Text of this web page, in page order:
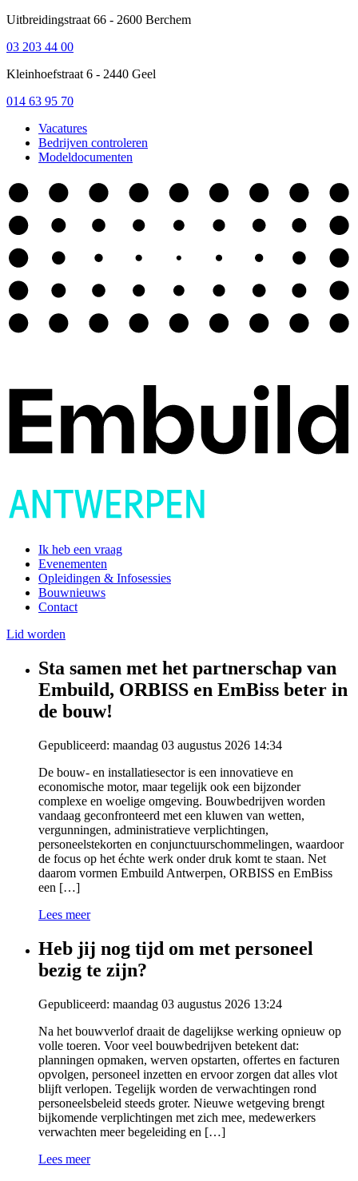
Uitbreidingstraat 66 - 2600 Berchem
03 203 44 00
Kleinhoefstraat 6 - 2440 Geel
014 63 95 70
Vacatures
Bedrijven controleren
Modeldocumenten
Ik heb een vraag
Evenementen
Opleidingen & Infosessies
Bouwnieuws
Contact
Lid worden
Sta samen met het partnerschap van
Embuild, ORBISS en EmBiss beter in
de bouw!
Gepubliceerd: maandag 03 augustus 2026 14:34
De bouw- en installatiesector is een innovatieve en
economische motor, maar tegelijk ook een bijzonder
complexe en woelige omgeving. Bouwbedrijven worden
vandaag geconfronteerd met een kluwen van wetten,
vergunningen, administratieve verplichtingen,
personeelstekorten en conjunctuurschommelingen, waardoor
de focus op het échte werk onder druk komt te staan. Net
daarom vormen Embuild Antwerpen, ORBISS en EmBiss
een […]
Lees meer
Heb jij nog tijd om met personeel
bezig te zijn?
Gepubliceerd: maandag 03 augustus 2026 13:24
Na het bouwverlof draait de dagelijkse werking opnieuw op
volle toeren. Voor veel bouwbedrijven betekent dat:
planningen opmaken, werven opstarten, offertes en facturen
opvolgen, personeel inzetten en ervoor zorgen dat alles vlot
blijft verlopen. Tegelijk worden de verwachtingen rond
personeelsbeleid steeds groter. Nieuwe wetgeving brengt
bijkomende verplichtingen met zich mee, medewerkers
verwachten meer begeleiding en […]
Lees meer